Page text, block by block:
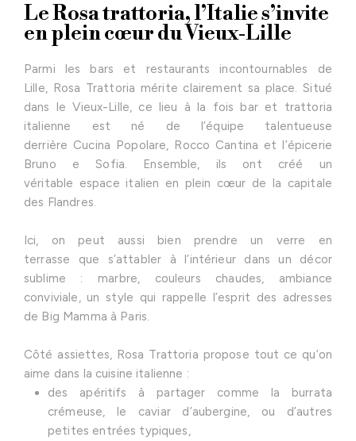
Le Rosa trattoria, l’Italie s’invite
en plein cœur du Vieux-Lille
Parmi les bars et restaurants incontournables de
Lille, Rosa Trattoria mérite clairement sa place. Situé
dans le Vieux-Lille, ce lieu à la fois bar et trattoria
italienne est né de l’équipe talentueuse
derrière Cucina Popolare, Rocco Cantina et l’épicerie
Bruno e Sofia. Ensemble, ils ont créé un
véritable espace italien en plein cœur de la capitale
des Flandres.
Ici, on peut aussi bien prendre un verre en
terrasse que s’attabler à l’intérieur dans un décor
sublime : marbre, couleurs chaudes, ambiance
conviviale, un style qui rappelle l’esprit des adresses
de Big Mamma à Paris.
Côté assiettes, Rosa Trattoria propose tout ce qu’on
aime dans la cuisine italienne :
des apéritifs à partager comme la burrata
crémeuse, le caviar d’aubergine, ou d’autres
petites entrées typiques,